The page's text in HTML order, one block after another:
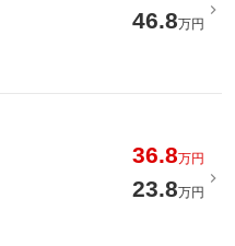
46.8万円
36.8万円
23.8万円